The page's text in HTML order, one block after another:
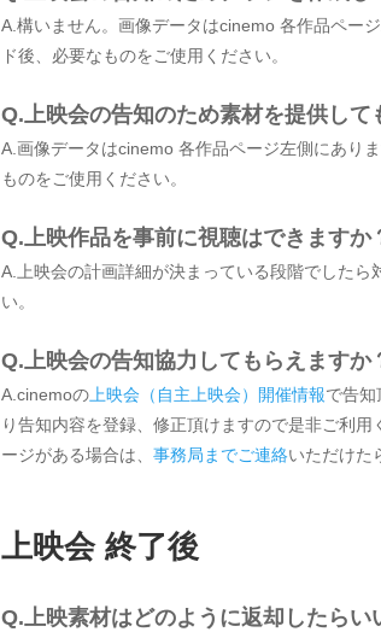
A.構いません。画像データはcinemo 各作品ペー
ド後、必要なものをご使用ください。
Q.上映会の告知のため素材を提供して
A.画像データはcinemo 各作品ページ左側にあり
ものをご使用ください。
Q.上映作品を事前に視聴はできますか
A.上映会の計画詳細が決まっている段階でしたら
い。
Q.上映会の告知協力してもらえますか
A.cinemoの 上映会（自主上映会）開催情報で告知
り告知内容を登録、修正頂けますので是非ご利
ージがある場合は、 事務局までご連絡いただけた
上映会 終了後
Q.上映素材はどのように返却したらい